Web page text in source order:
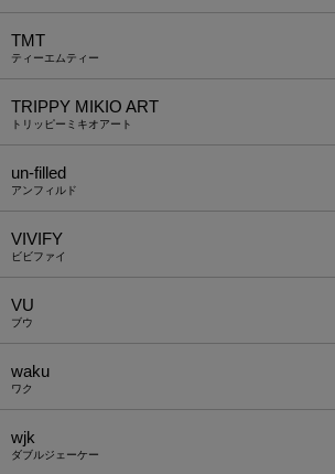
TMT
ティーエムティー
TRIPPY MIKIO ART
トリッピーミキオアート
un-filled
アンフィルド
VIVIFY
ビビファイ
VU
ブウ
waku
ワク
wjk
ダブルジェーケー